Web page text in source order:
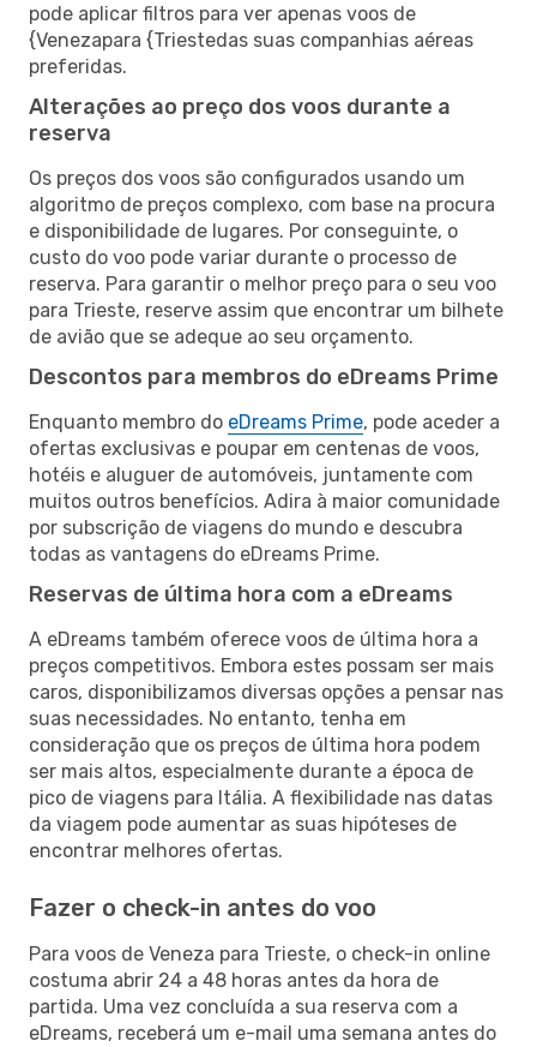
pode aplicar filtros para ver apenas voos de
{Venezapara {Triestedas suas companhias aéreas
preferidas.
Alterações ao preço dos voos durante a
reserva
Os preços dos voos são configurados usando um
algoritmo de preços complexo, com base na procura
e disponibilidade de lugares. Por conseguinte, o
custo do voo pode variar durante o processo de
reserva. Para garantir o melhor preço para o seu voo
para Trieste, reserve assim que encontrar um bilhete
de avião que se adeque ao seu orçamento.
Descontos para membros do eDreams Prime
Enquanto membro do eDreams Prime, pode aceder a
ofertas exclusivas e poupar em centenas de voos,
hotéis e aluguer de automóveis, juntamente com
muitos outros benefícios. Adira à maior comunidade
por subscrição de viagens do mundo e descubra
todas as vantagens do eDreams Prime.
Reservas de última hora com a eDreams
A eDreams também oferece voos de última hora a
preços competitivos. Embora estes possam ser mais
caros, disponibilizamos diversas opções a pensar nas
suas necessidades. No entanto, tenha em
consideração que os preços de última hora podem
ser mais altos, especialmente durante a época de
pico de viagens para Itália. A flexibilidade nas datas
da viagem pode aumentar as suas hipóteses de
encontrar melhores ofertas.
Fazer o check-in antes do voo
Para voos de Veneza para Trieste, o check-in online
costuma abrir 24 a 48 horas antes da hora de
partida. Uma vez concluída a sua reserva com a
eDreams, receberá um e-mail uma semana antes do